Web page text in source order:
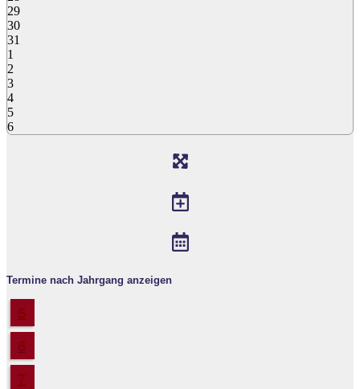
29
30
31
1
2
3
4
5
6
Termine nach Jahrgang anzeigen
5
6
7